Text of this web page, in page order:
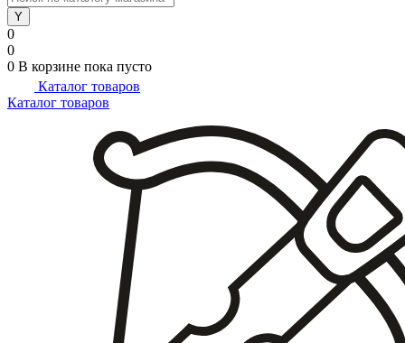
0
0
0 В корзине пока пусто
Каталог товаров
Каталог товаров